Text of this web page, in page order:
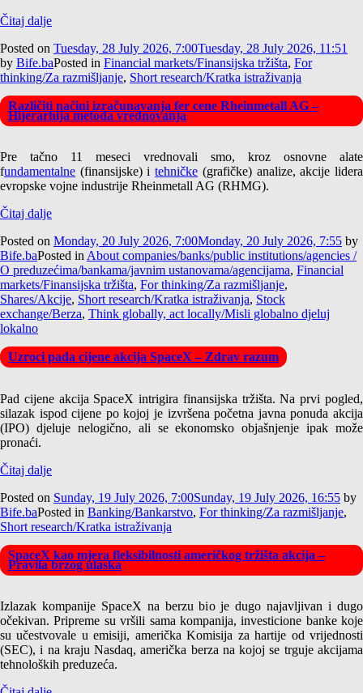
Čitaj dalje
Posted on Tuesday, 28 July 2026, 7:00Tuesday, 28 July 2026, 11:51
by Bife.baPosted in Financial markets/Finansijska tržišta, For
thinking/Za razmišljanje, Short research/Kratka istraživanja
Različiti načini izračunavanja fer cene Rheinmetall AG –
Hijerarhija metoda vrednovanja
Pre tačno 11 meseci vrednovali smo, kroz osnovne alate
fundamentalne (finansijske) itehničke (grafičke) analize, akcije lidera
evropske vojne industrije Rheinmetall AG (RHMG).
Čitaj dalje
Posted on Monday, 20 July 2026, 7:00Monday, 20 July 2026, 7:55 by
Bife.baPosted in About companies/banks/public institutions/agencies /
O preduzećima/bankama/javnim ustanovama/agencijama, Financial
markets/Finansijska tržišta, For thinking/Za razmišljanje,
Shares/Akcije, Short research/Kratka istraživanja, Stock
exchange/Berza, Think globally, act locally/Misli globalno djeluj
lokalno
Uzroci pada cijene akcija SpaceX – Zdrav razum
Pad cijene akcija SpaceX intrigira finansijska tržišta. Na prvi pogled,
silazak ispod cijene po kojoj je izvršena početna javna ponuda akcija
(IPO) djeluje nelogično, ali se ekonomsko objašnjenje ipak može
pronaći.
Čitaj dalje
Posted on Sunday, 19 July 2026, 7:00Sunday, 19 July 2026, 16:55 by
Bife.baPosted in Banking/Bankarstvo, For thinking/Za razmišljanje,
Short research/Kratka istraživanja
SpaceX kao mjera fleksibilnosti američkog tržišta akcija –
Pravila brzog ulaska
Izlazak kompanije SpaceX na berzu bio je dugo najavljivan i dugo
očekivan. Pripreme su vršili sama kompanija, investicione banke koje
su učestvovale u emisiji, američka Komisija za hartije od vrijednosti
(SEC), i na kraju Nasdaq, američka berza na kojoj se trguje akcijama
tehnoloških preduzeća.